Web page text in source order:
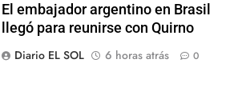
El embajador argentino en Brasil
llegó para reunirse con Quirno
Diario EL SOL
6 horas atrás 0